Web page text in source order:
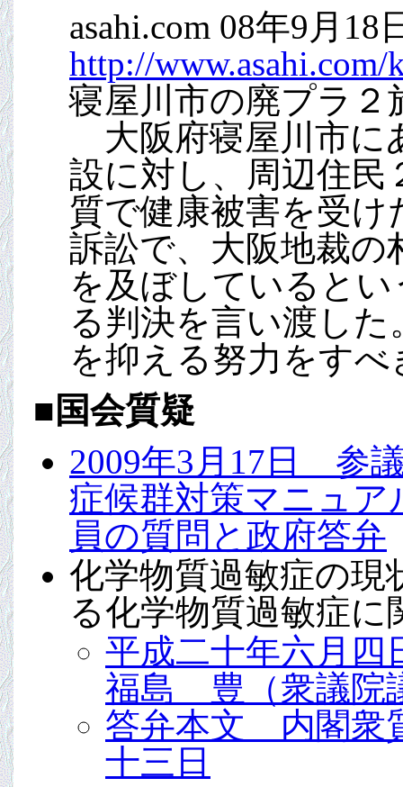
asahi.com 08年9月18
http://www.asahi.com/
寝屋川市の廃プラ２
大阪府寝屋川市に
設に対し、周辺住民
質で健康被害を受
訴訟で、大阪地裁の
を及ぼしていると
る判決を言い渡し
を抑える努力をす
■ 国会質疑
2009年3月17日 参
症候群対策マニュ
員の質問と政府答弁
化学物質過敏症の
る化学物質過敏症
平成二十年六
福島 豊（衆議院
答弁本文 内閣衆
十三日